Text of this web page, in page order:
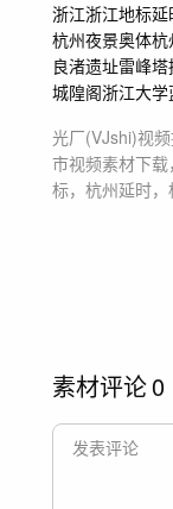
浙江浙江地标延
杭州夜景奥体杭
良渚遗址雷峰塔
城隍阁浙江大学
光厂(VJshi)视
市视频素材下载
标，杭州延时
素材评论0